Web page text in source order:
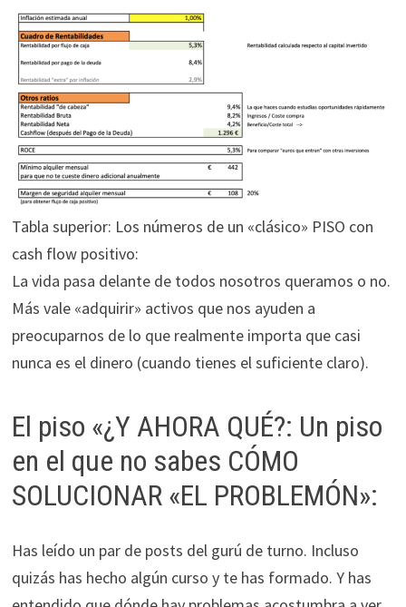
Tabla superior: Los números de un «clásico» PISO con
cash flow positivo:
La vida pasa delante de todos nosotros queramos o no.
Más vale «adquirir» activos que nos ayuden a
preocuparnos de lo que realmente importa que casi
nunca es el dinero (cuando tienes el suficiente claro).
El piso «¿Y AHORA QUÉ?: Un piso
en el que no sabes CÓMO
SOLUCIONAR «EL PROBLEMÓN»:
Has leído un par de posts del gurú de turno. Incluso
quizás has hecho algún curso y te has formado. Y has